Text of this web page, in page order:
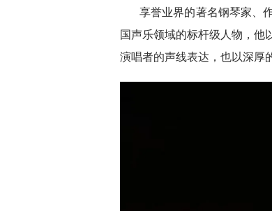
享誉业界的著名钢琴家、
国声乐领域的标杆级人物，他
演唱者的声线表达，也以深厚